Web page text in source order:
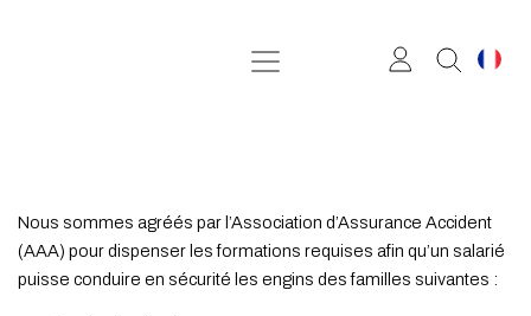
Nous sommes agréés par l’Association d’Assurance Accident
(AAA) pour dispenser les formations requises afin qu’un salarié
puisse conduire en sécurité les engins des familles suivantes :